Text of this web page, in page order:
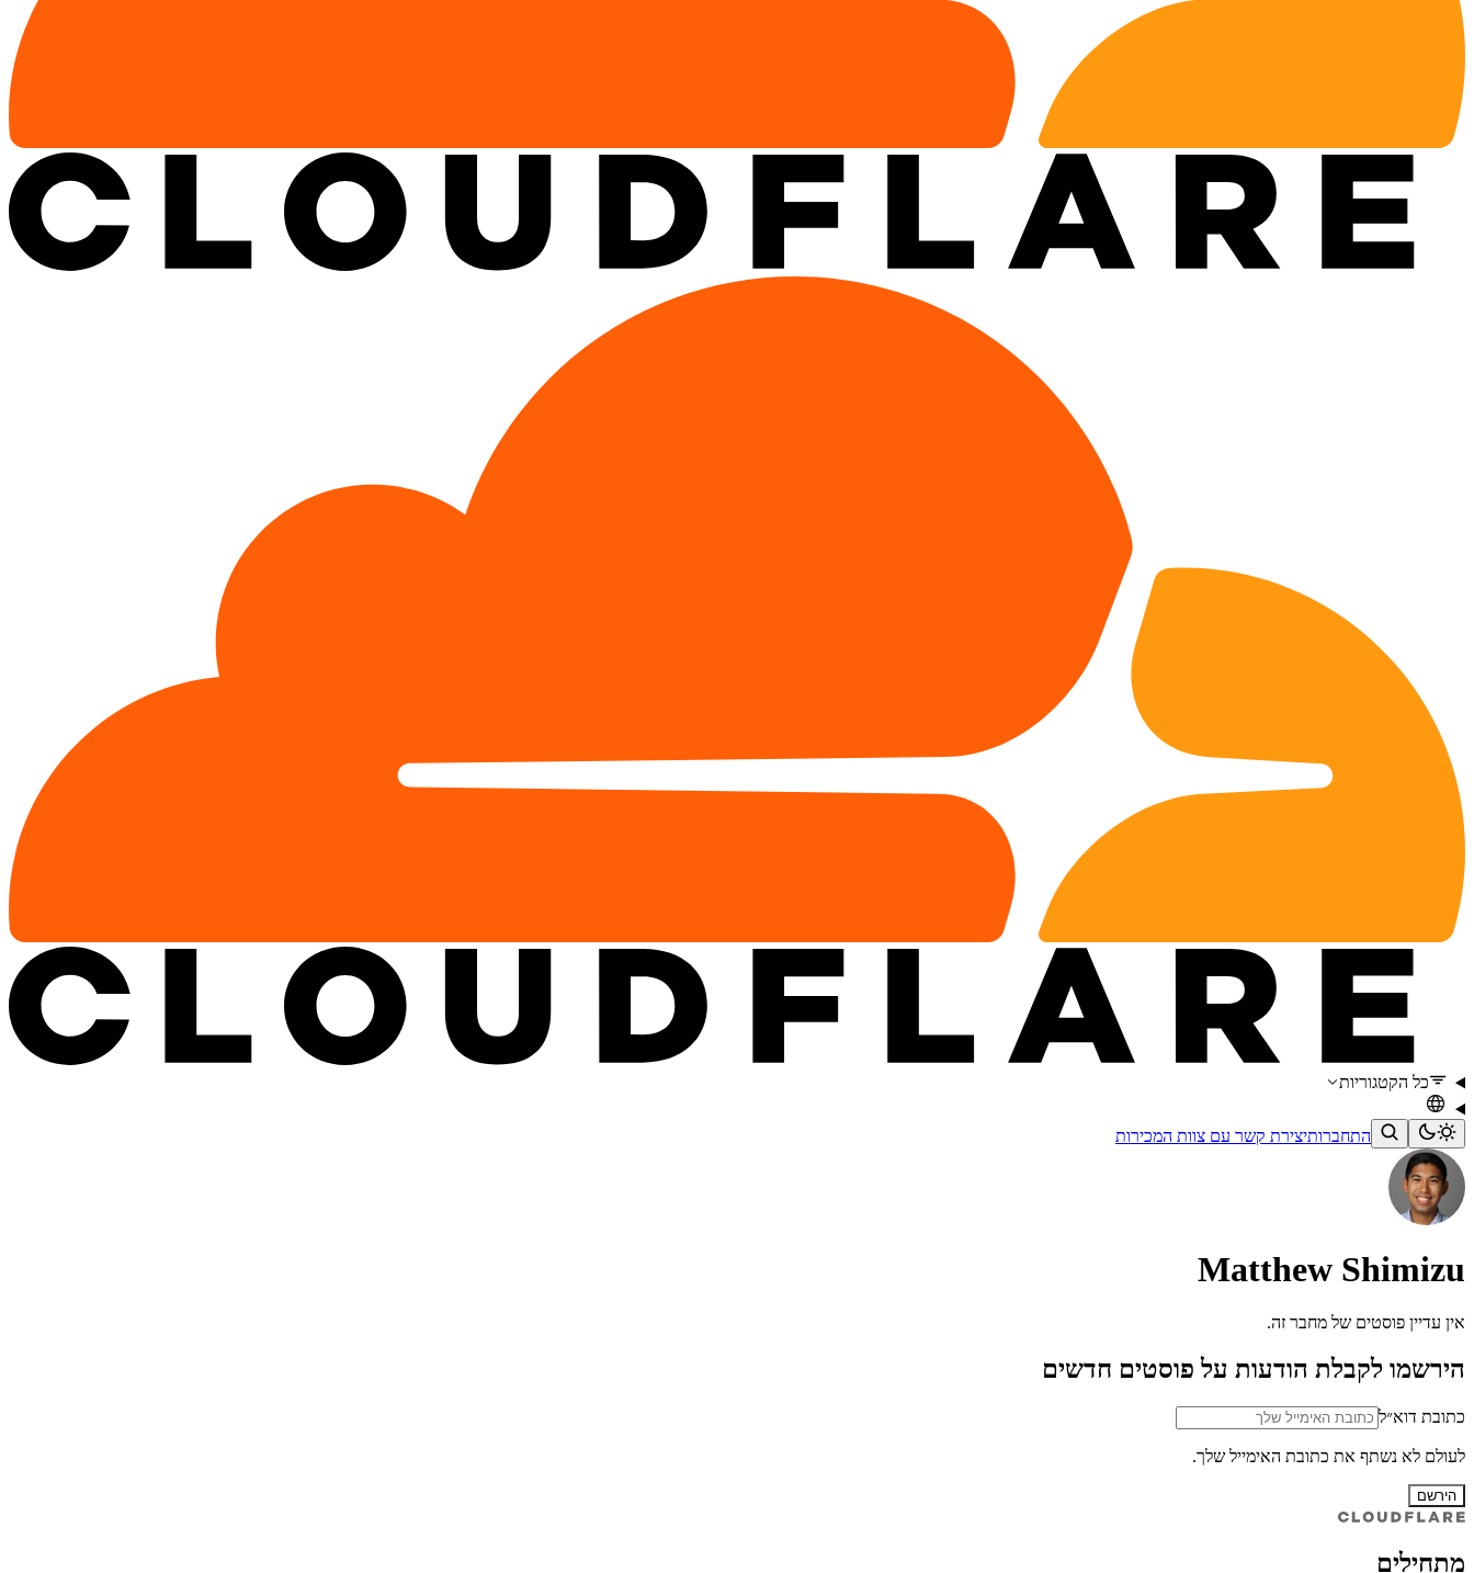
כל הקטגוריות
התחברותיצירת קשר עם צוות המכירות
Matthew Shimizu
אין עדיין פוסטים של מחבר זה.
הירשמו לקבלת הודעות על פוסטים חדשים
כתובת דוא״ל
לעולם לא נשתף את כתובת האימייל שלך.
הירשם
מתחילים